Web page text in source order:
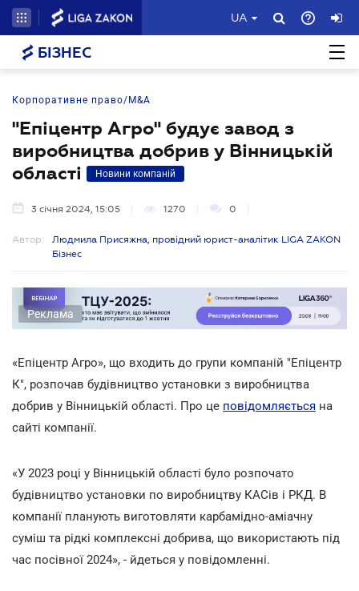
UA
БІЗНЕС
Корпоративне право/M&A
"Епіцентр Агро" будує завод з
виробництва добрив у Вінницькій
області
Новини компаній
3 січня 2024, 15:05 1270 0
Автор:
Людмила Присяжна, провідний юрист-аналітик LIGA ZAKON
Бізнес
Реклама
«Епіцентр Агро», що входить до групи компаній "Епіцентр
К", розпочав будівництво установки з виробництва
добрив у Вінницькій області. Про це повідомляється на
сайті компанії.
«У 2023 році у Вінницькій області було розпочато
будівництво установки по виробництву КАСів і РКД. В
компанії планують виготовляти карбамідно-аміачну
суміш та рідкі комплексні добрива, що використають під
час посівної 2024», - йдеться у повідомленні.